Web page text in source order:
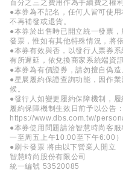
百分之三之費用作為手續費之權利
●本券為不記名，任何人皆可使
不再補發或退貨。
●本券於出售時已開立統一發票
發票，惟如有其他特殊情況，將
●本券有效與否，以發行人票券
有所遲延，依兌換商家系統端資訊
●本券為有價證券，請勿擅自偽造
●星展履約保證查詢功能，因作
候。
●發行人如變更履約保障機制，
履約保障機制生效日前予以公告：
https://www.dbs.com.tw/
●本券使用問題請洽智慧時尚客
一至周五上午10:00至下午6:00）
●刷卡發票 將由以下營業人開立
智慧時尚股份有限公司
統一編號 53520085